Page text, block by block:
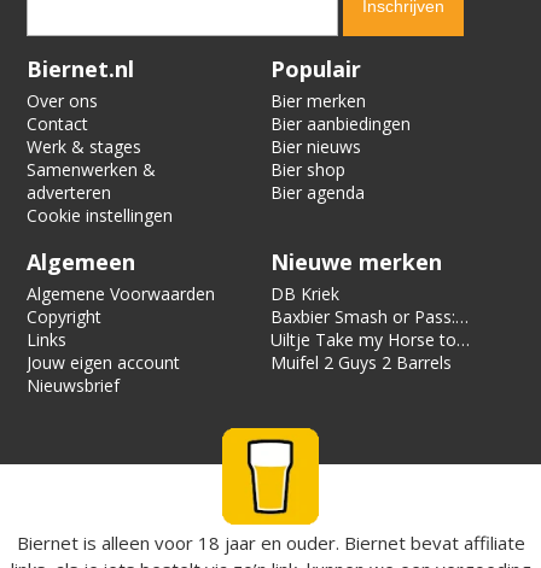
Verification code:
Biernet.nl
Over ons
Contact
Werk & stages
Samenwerken &
adverteren
Cookie instellingen
Populair
Bier merken
Bier aanbiedingen
Bier nieuws
Bier shop
Bier agenda
Algemeen
Algemene Voorwaarden
Copyright
Links
Jouw eigen account
Nieuwsbrief
Nieuwe merken
DB Kriek
Baxbier Smash or Pass:
Strata
Uiltje Take my Horse to
the Hotel Room
Muifel 2 Guys 2 Barrels
Biernet is alleen voor 18 jaar en ouder. Biernet bevat affiliate